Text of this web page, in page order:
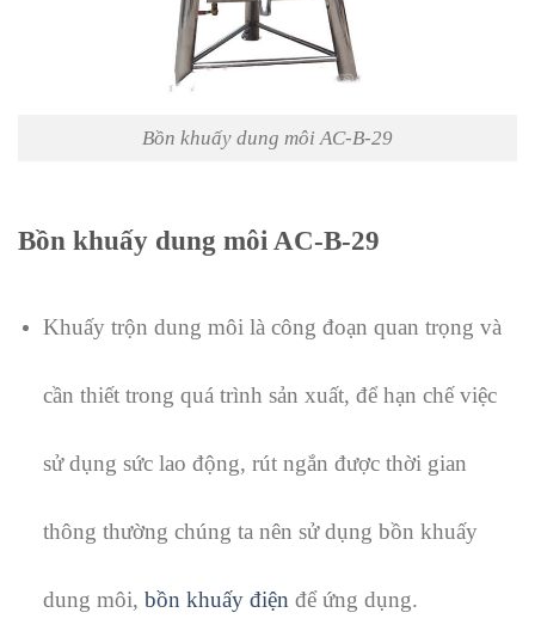
Bồn khuấy dung môi AC-B-29
Bồn khuấy dung môi AC-B-29
Khuấy trộn dung môi là công đoạn quan trọng và
cần thiết trong quá trình sản xuất, để hạn chế việc
sử dụng sức lao động, rút ngắn được thời gian
thông thường chúng ta nên sử dụng bồn khuấy
dung môi, bồn khuấy điện để ứng dụng.